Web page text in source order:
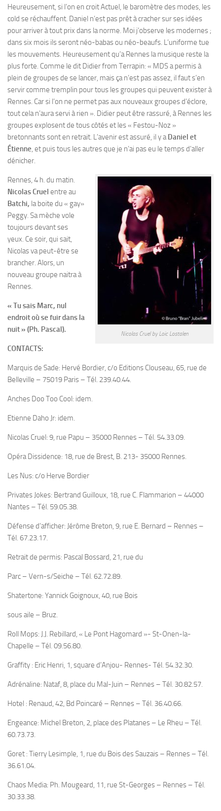
Heureusement, si l’on en croit Actuel, le baromètre des modes, les
cold se réchauffent. Daniel n’est pas prêt à cracher sur ses idées
pour arriver à tout prix dans la norme. Moi j’observe les modernes ;
dans six mois ils seront néo-babas ou néo-beaufs. L’uniforme tue
les mouvements. Heureusement qu’a Rennes la musique reste la
plus forte. Comme le dit Didier from Terrapin: « MDS a permis à
plein de groupes de se lancer, mais ça n’est pas assez, il faut s’en
servir comme tremplin pour tous les groupes qui peuvent exister à
Rennes. Car si l’on ne permet pas aux nouveaux groupes d’éclore,
tout cela n’aura servi à rien ». Didier peut être rassuré, à Rennes les
groupes explosent de tous côtés et les « Festou-Noz »
bretonnants sont en retrait. L’avenir est assuré, il y aDaniel et
Étienne, et puis tous les autres que je n’ai pas eu le temps d’aller
dénicher.
Nicolas Cruel by Loic Lostalen
Rennes, 4 h. du matin.
Nicolas Cruel entre au
Batchi, la boite du « gay»
Peggy. Sa mèche vole
toujours devant ses
yeux. Ce soir, qui sait,
Nicolas va peut-être se
brancher. Alors, un
nouveau groupe naitra à
Rennes.
« Tu sais Marc, nul
endroit où se fuir dans la
nuit » (Ph. Pascal).
CONTACTS:
Marquis de Sade: Hervé Bordier, c/o Editions Clouseau, 65, rue de
Belleville – 75019 Paris – Tél. 239.40.44.
Anches Doo Too Cool: idem.
Etienne Daho Jr: idem.
Nicolas Cruel: 9, rue Papu – 35000 Rennes – Tél. 54.33.09.
Opéra Dissidence: 18, rue de Brest, B. 213- 35000 Rennes.
Les Nus: c/o Herve Bordier
Privates Jokes: Bertrand Guilloux, 18, rue C. Flammarion – 44000
Nantes – Tél. 59.05.38.
Défense d’afficher: Jérôme Breton, 9, rue E. Bernard – Rennes –
Tél. 67.23.17.
Retrait de permis: Pascal Bossard, 21, rue du
Parc – Vern-s/Seiche – Tél. 62.72.89.
Shatertone: Yannick Goignoux, 40, rue Bois
sous aile – Bruz.
Roll Mops: J.J. Rebillard, « Le Pont Hagomard »- St-Onen-la-
Chapelle – Tél. 09.56.80.
Graffity : Eric Henri, 1, square d’Anjou- Rennes- Tél. 54.32.30.
Adrénaline: Nataf, 8, place du Mal-Juin – Rennes – Tél. 30.82.57.
Hotel : Renaud, 42, Bd Poincaré – Rennes – Tél. 36.40.66.
Engeance: Michel Breton, 2, place des Platanes – Le Rheu – Tél.
60.73.73.
Goret : Tierry Lesimple, 1, rue du Bois des Sauzais – Rennes – Tél.
36.61.04.
Chaos Media: Ph. Mougeard, 11, rue St-Georges – Rennes – Tél.
30.33.38.